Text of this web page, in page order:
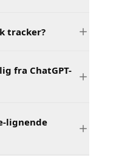
tracker?
fra ChatGPT-
lignende